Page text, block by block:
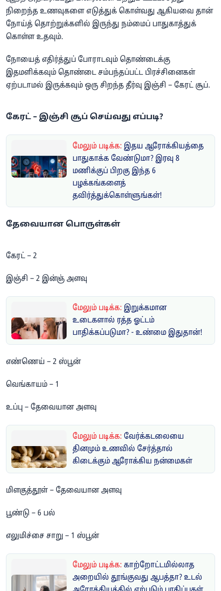
நிறைந்த உணவுகளை எடுத்துக் கொள்வது ஆகியவை தான்
நோய்த் தொற்றுக்களில் இருந்து நம்மைப் பாதுகாத்துக்
கொள்ள உதவும்.
நோயைத் எதிர்த்துப் போராடவும் தொண்டைக்கு
இதமளிக்கவும் தொண்டை சம்பந்தப்பட்ட பிரச்சினைகள்
ஏற்படாமல் இருக்கவும் ஒரு சிறந்த தீர்வு இஞ்சி – கேரட் சூப்.
​கேரட் – இஞ்சி சூப் செய்வது எப்படி?
மேலும் படிக்க: இதய ஆரோக்கியத்தை
பாதுகாக்க வேண்டுமா? இரவு 8
மணிக்குப் பிறகு இந்த 6
பழக்கங்களைத்
தவிர்த்துக்கொள்ளுங்கள்!
தேவையான பொருள்கள்
கேரட் – 2
இஞ்சி – 2 இன்ஞ் அளவு
மேலும் படிக்க: இறுக்கமான
உடைகளால் ரத்த ஓட்டம்
பாதிக்கப்படுமா? - உண்மை இதுதான்!
எண்ணெய் – 2 ஸ்பூன்
வெங்காயம் – 1
உப்பு – தேவையான அளவு
மேலும் படிக்க: வேர்க்கடலையை
தினமும் உணவில் சேர்த்தால்
கிடைக்கும் ஆரோக்கிய நன்மைகள்
மிளகுத்தூள் – தேவையான அளவு
பூண்டு – 6 பல்
எலுமிச்சை சாறு – 1 ஸ்பூன்
மேலும் படிக்க: காற்றோட்டமில்லாத
அறையில் தூங்குவது ஆபத்தா? உடல்